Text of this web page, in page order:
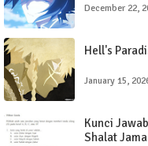
December 22,
Hell's
January 15,
Kunci
Shalat Jama